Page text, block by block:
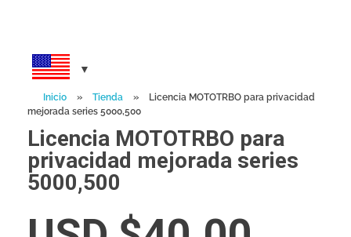
Inicio » Tienda »
Licencia MOTOTRBO para privacidad
mejorada series 5000,500
Licencia MOTOTRBO para
privacidad mejorada series
5000,500